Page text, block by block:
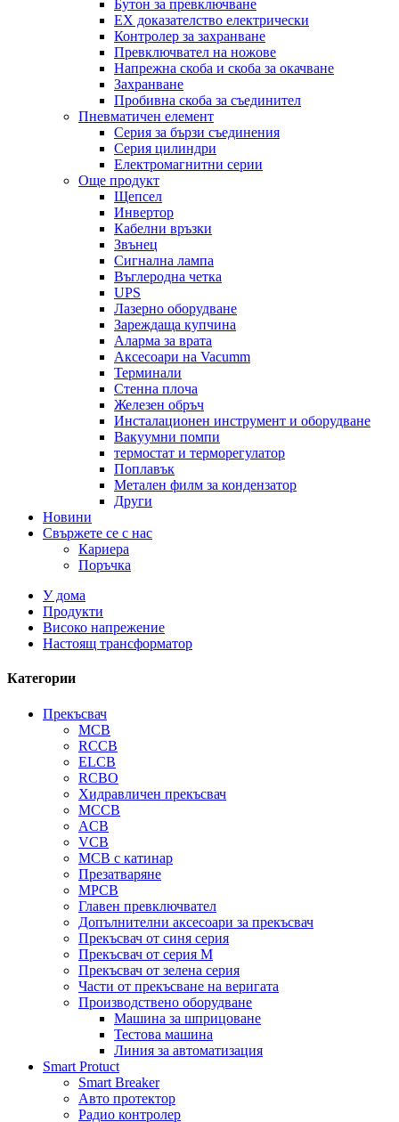
Бутон за превключване
EX доказателство електрически
Контролер за захранване
Превключвател на ножове
Напрежна скоба и скоба за окачване
Захранване
Пробивна скоба за съединител
Пневматичен елемент
Серия за бързи съединения
Серия цилиндри
Електромагнитни серии
Още продукт
Щепсел
Инвертор
Кабелни връзки
Звънец
Сигнална лампа
Въглеродна четка
UPS
Лазерно оборудване
Зареждаща купчина
Аларма за врата
Аксесоари на Vacumm
Терминали
Стенна плоча
Железен обръч
Инсталационен инструмент и оборудване
Вакуумни помпи
термостат и терморегулатор
Поплавък
Метален филм за кондензатор
Други
Новини
Свържете се с нас
Кариера
Поръчка
У дома
Продукти
Високо напрежение
Настоящ трансформатор
Категории
Прекъсвач
MCB
RCCB
ELCB
RCBO
Хидравличен прекъсвач
MCCB
ACB
VCB
MCB с катинар
Презатваряне
MPCB
Главен превключвател
Допълнителни аксесоари за прекъсвач
Прекъсвач от синя серия
Прекъсвач от серия М
Прекъсвач от зелена серия
Части от прекъсване на веригата
Производствено оборудване
Машина за шприцоване
Тестова машина
Линия за автоматизация
Smart Protuct
Smart Breaker
Авто протектор
Радио контролер